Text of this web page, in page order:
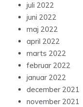
juli 2022
juni 2022
maj 2022
april 2022
marts 2022
februar 2022
januar 2022
december 2021
november 2021